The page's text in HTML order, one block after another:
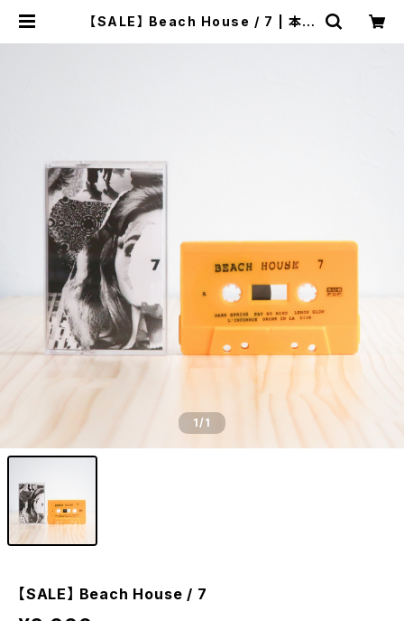
【SALE】 Beach House / 7 | 本と
1/1
【SALE】 Beach House / 7